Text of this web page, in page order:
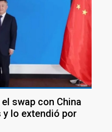
swap con China
y lo extendió por